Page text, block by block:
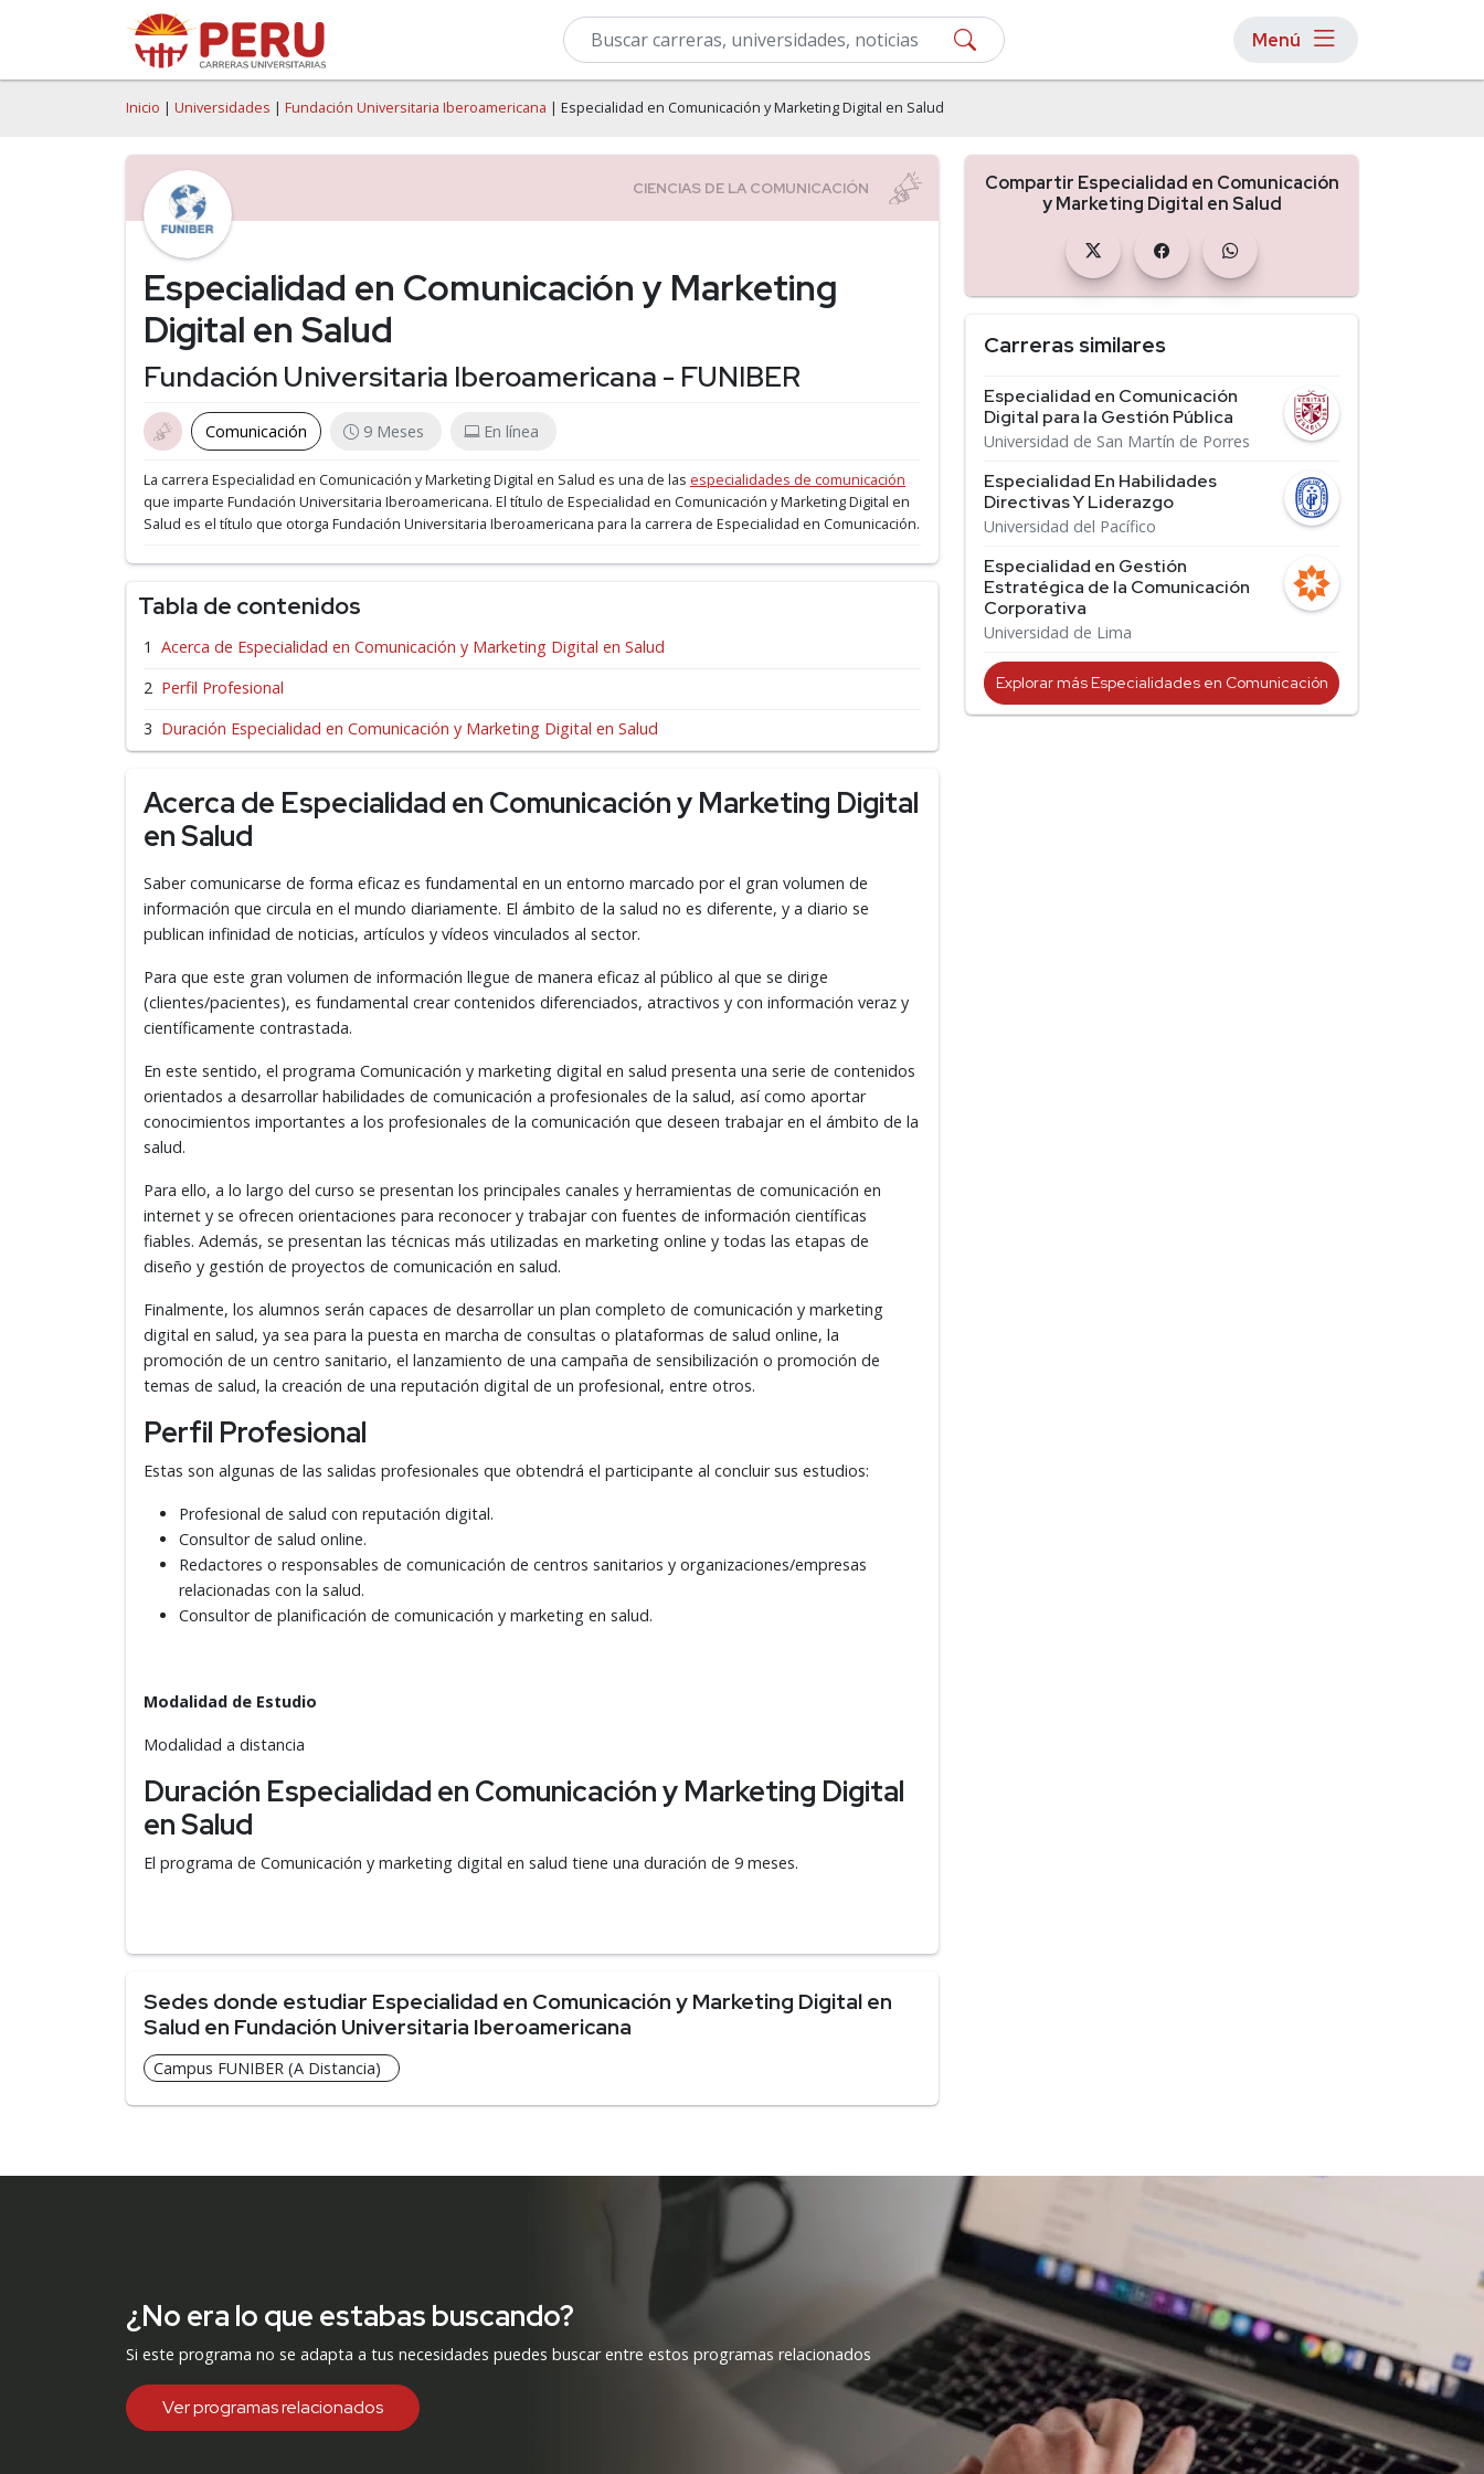
Menú
Inicio | Universidades | Fundación Universitaria Iberoamericana | Especialidad en Comunicación y Marketing Digital en Salud
Especialidad en Comunicación y Marketing
Digital en Salud
Fundación Universitaria Iberoamericana - FUNIBER
Comunicación 9 Meses En línea
La carrera Especialidad en Comunicación y Marketing Digital en Salud es una de las especialidades de comunicación
que imparte Fundación Universitaria Iberoamericana. El título de Especialidad en Comunicación y Marketing Digital en
Salud es el título que otorga Fundación Universitaria Iberoamericana para la carrera de Especialidad en Comunicación.
Tabla de contenidos
Acerca de Especialidad en Comunicación y Marketing Digital en Salud
Perfil Profesional
Duración Especialidad en Comunicación y Marketing Digital en Salud
Acerca de Especialidad en Comunicación y Marketing Digital
en Salud
Saber comunicarse de forma eficaz es fundamental en un entorno marcado por el gran volumen de
información que circula en el mundo diariamente. El ámbito de la salud no es diferente, y a diario se
publican infinidad de noticias, artículos y vídeos vinculados al sector.
Para que este gran volumen de información llegue de manera eficaz al público al que se dirige
(clientes/pacientes), es fundamental crear contenidos diferenciados, atractivos y con información veraz y
científicamente contrastada.
En este sentido, el programa Comunicación y marketing digital en salud presenta una serie de contenidos
orientados a desarrollar habilidades de comunicación a profesionales de la salud, así como aportar
conocimientos importantes a los profesionales de la comunicación que deseen trabajar en el ámbito de la
salud.
Para ello, a lo largo del curso se presentan los principales canales y herramientas de comunicación en
internet y se ofrecen orientaciones para reconocer y trabajar con fuentes de información científicas
fiables. Además, se presentan las técnicas más utilizadas en marketing online y todas las etapas de
diseño y gestión de proyectos de comunicación en salud.
Finalmente, los alumnos serán capaces de desarrollar un plan completo de comunicación y marketing
digital en salud, ya sea para la puesta en marcha de consultas o plataformas de salud online, la
promoción de un centro sanitario, el lanzamiento de una campaña de sensibilización o promoción de
temas de salud, la creación de una reputación digital de un profesional, entre otros.
Perfil Profesional
Estas son algunas de las salidas profesionales que obtendrá el participante al concluir sus estudios:
Profesional de salud con reputación digital.
Consultor de salud online.
Redactores o responsables de comunicación de centros sanitarios y organizaciones/empresas
relacionadas con la salud.
Consultor de planificación de comunicación y marketing en salud.
Modalidad de Estudio
Modalidad a distancia
Duración Especialidad en Comunicación y Marketing Digital
en Salud
El programa de Comunicación y marketing digital en salud tiene una duración de 9 meses.
Sedes donde estudiar Especialidad en Comunicación y Marketing Digital en
Salud en Fundación Universitaria Iberoamericana
Campus FUNIBER (A Distancia)
Compartir Especialidad en Comunicación
y Marketing Digital en Salud
Carreras similares
Especialidad en Comunicación
Digital para la Gestión Pública
Universidad de San Martín de Porres
Especialidad En Habilidades
Directivas Y Liderazgo
Universidad del Pacífico
Especialidad en Gestión
Estratégica de la Comunicación
Corporativa
Universidad de Lima
Explorar más Especialidades en Comunicación
¿No era lo que estabas buscando?
Si este programa no se adapta a tus necesidades puedes buscar entre estos programas relacionados
Ver programas relacionados